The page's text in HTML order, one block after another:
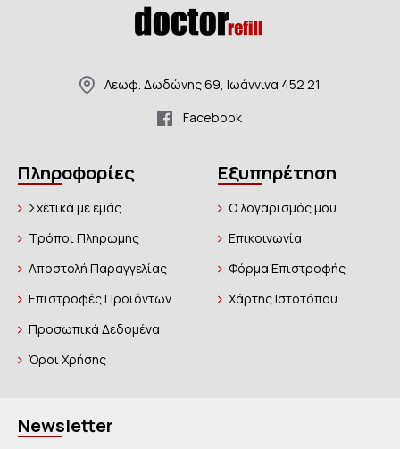
Λεωφ. Δωδώνης 69, Ιωάννινα 452 21
Facebook
Πληροφορίες
Σχετικά με εμάς
Τρόποι Πληρωμής
Αποστολή Παραγγελίας
Επιστροφές Προϊόντων
Προσωπικά Δεδομένα
Όροι Χρήσης
Εξυπηρέτηση
Ο λογαρισμός μου
Επικοινωνία
Φόρμα Επιστροφής
Χάρτης Ιστοτόπου
Newsletter